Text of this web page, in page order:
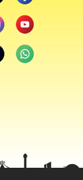
disse hoje
ajudar Obama.